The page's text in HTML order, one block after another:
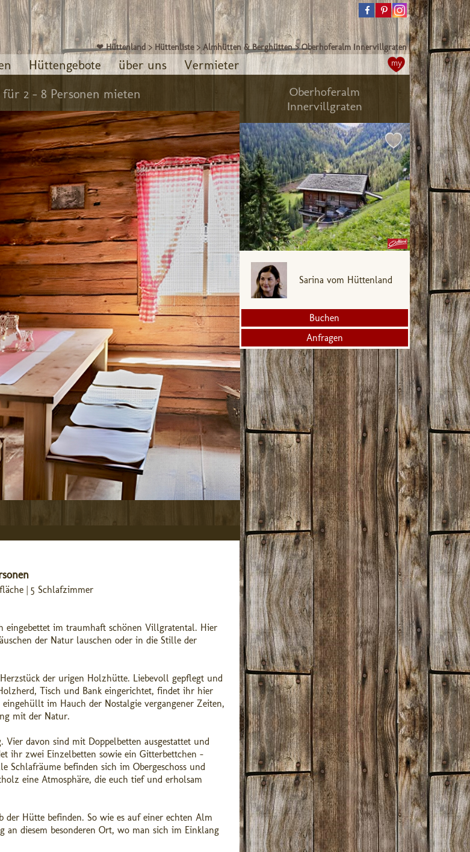
❤ Hüttenland > Hüttenliste >Almhütten & Berghütten >Oberhoferalm Innervillgraten
Hüttengebote über uns Vermieter my
2 - 8 Personen mieten
| 5 Schlafzimmer
eingebettet im traumhaft schönen Villgratental. Hier
der Natur lauschen oder in die Stille der
der urigen Holzhütte. Liebevoll gepflegt und
Tisch und Bank eingerichtet, findet ihr hier
im Hauch der Nostalgie vergangener Zeiten,
mit der Natur.
davon sind mit Doppelbetten ausgestattet und
ihr zwei Einzelbetten sowie ein Gitterbettchen –
befinden sich im Obergeschoss und
eine Atmosphäre, die euch tief und erholsam
Hütte befinden. So wie es auf einer echten Alm
diesem besonderen Ort, wo man sich im Einklang
Oberhoferalm
Innervillgraten
Sarina vom Hüttenland
Buchen
Anfragen